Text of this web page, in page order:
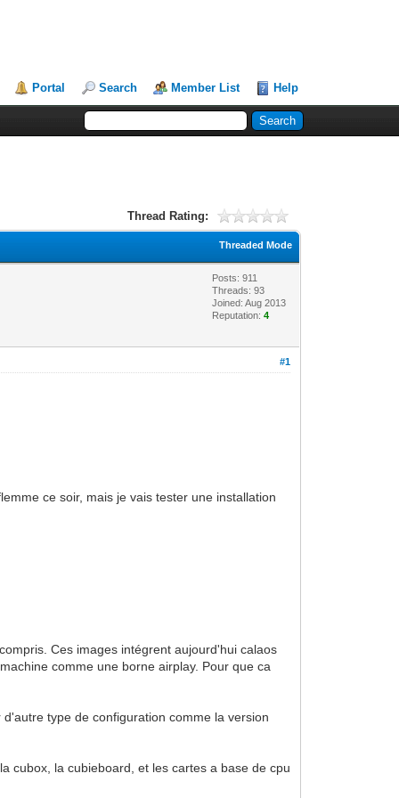
Portal Search Member List Help
Thread Rating:
Threaded Mode
Posts: 911
Threads: 93
Joined: Aug 2013
Reputation:4
#1
ce soir, mais je vais tester une installation
Ces images intégrent aujourd'hui calaos
comme une borne airplay. Pour que ca
type de configuration comme la version
cubox, la cubieboard, et les cartes a base de cpu